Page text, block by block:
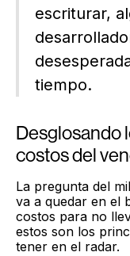
escriturar,
tiempo.
Desglosando
costos del
La pregunta del
va a quedar en el
costos para no
estos son los
tener en el radar.